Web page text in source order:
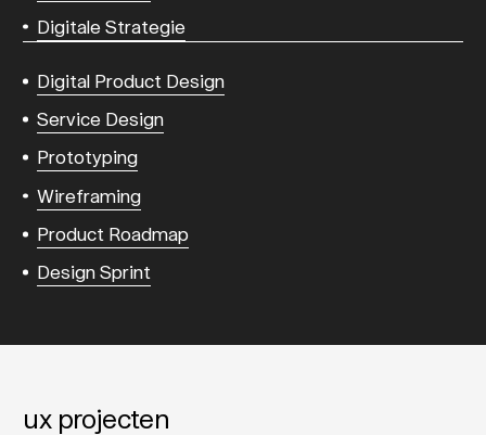
Digitale Strategie
Digital Product Design
Service Design
Prototyping
Wireframing
Product Roadmap
Design Sprint
ux projecten